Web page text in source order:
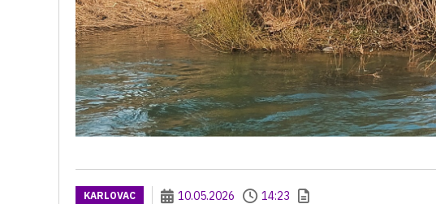
KARLOVAC 10.05.2026 14:23